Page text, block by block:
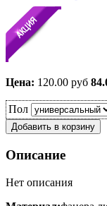
Цена: 120.00 руб
Пол
Описание
Нет описания